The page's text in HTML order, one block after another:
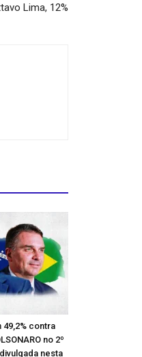
Lima, 12%
49,2% contra
no 2º
nesta